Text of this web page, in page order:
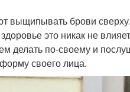
выщипывать брови
это никак не
делать по-своему и
своего лица.